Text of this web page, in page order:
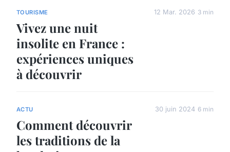
TOURISME
Vivez une nuit
insolite en France :
expériences uniques
à découvrir
12 Mar. 2026 3 min
ACTU
Comment découvrir
les traditions de la
30 juin 2024 6 min